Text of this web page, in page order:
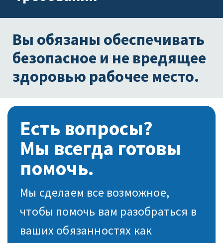
Вы обязаны обеспечивать
безопасное и не вредящее
здоровью рабочее место.
Есть вопросы?
Мы всегда готовы
помочь.
Мы сделаем все возможное,
чтобы помочь вам разобраться в
ваших обязанностях как